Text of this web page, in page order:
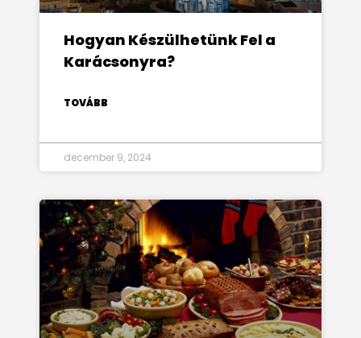
Hogyan Készülhetünk Fel a
Karácsonyra?
TOVÁBB
december 9, 2024